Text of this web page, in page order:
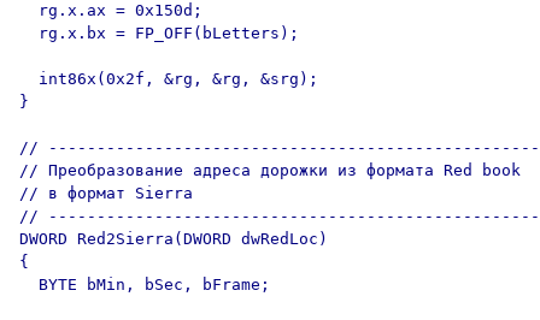
  rg.x.ax = 0x150d;
  rg.x.bx = FP_OFF(bLetters);
  int86x(0x2f, &rg, &rg, &srg);
}
// ---------------------------------------------------
// Преобразование адреса дорожки из формата Red book
// в формат Sierra
// ---------------------------------------------------
DWORD Red2Sierra(DWORD dwRedLoc)
{
  BYTE bMin, bSec, bFrame;